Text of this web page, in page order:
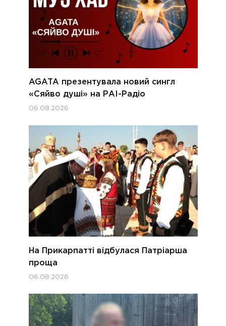
AGATA презентувала новий сингл
«Сяйво душі» на РАІ-Радіо
06.08.2026
На Прикарпатті відбулася Патріарша
проща
06.08.2026